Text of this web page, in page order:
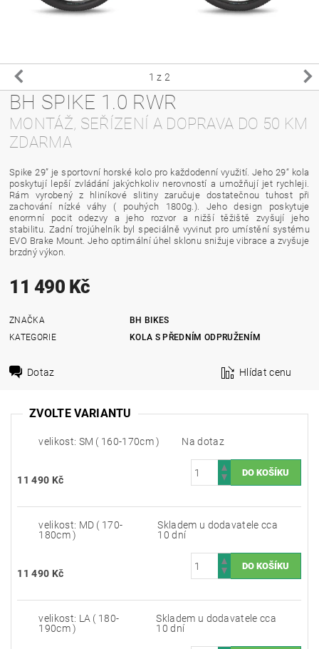
1 z 2
BH SPIKE 1.0 RWR
MONTÁŽ, SEŘÍZENÍ A DOPRAVA DO 50 KM
ZDARMA
Spike 29” je sportovní horské kolo pro každodenní využití. Jeho 29“ kola
poskytují lepší zvládání jakýchkoliv nerovností a umožňují jet rychleji.
Rám vyrobený z hliníkové slitiny zaručuje dostatečnou tuhost při
zachování nízké váhy ( pouhých 1800g.). Jeho design poskytuje
enormní pocit odezvy a jeho rozvor a nižší těžiště zvyšují jeho
stabilitu. Zadní trojúhelník byl speciálně vyvinut pro umístění systému
EVO Brake Mount. Jeho optimální úhel sklonu snižuje vibrace a zvyšuje
brzdný výkon.
11 490 Kč
ZNAČKA
BH BIKES
KATEGORIE
KOLA S PŘEDNÍM ODPRUŽENÍM
Dotaz Hlídat cenu
ZVOLTE VARIANTU
velikost: SM ( 160-170cm ) Na dotaz
11 490 Kč
velikost: MD ( 170-
180cm )
Skladem u dodavatele cca
10 dní
11 490 Kč
velikost: LA ( 180-
190cm )
Skladem u dodavatele cca
10 dní